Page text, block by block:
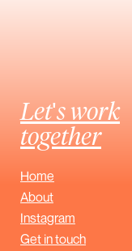
Let's work
together
Home
About
Instagram
Get in touch